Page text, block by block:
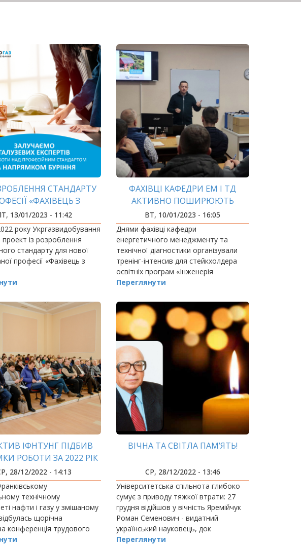
СТАНДАРТУ
«ФАХІВЕЦЬ З
ЗАЛУЧЕНІ ФАХІВЦІ
ІФНТУНГ
13/01/2023 - 11:42
року Укргазвидобування
із розроблення
стандарту для нової
професії «Фахівець з
ФАХІВЦІ КАФЕДРИ ЕМ І ТД
АКТИВНО ПОШИРЮЮТЬ
ПРАКТИЧНІ ЗНАННЯ З
ЕНЕРГОЕФЕКТИВНОСТІ Й
ВІДНОВЛЮВАНОЇ ЕНЕРГЕТИКИ
ВТ, 10/01/2023 - 16:05
Днями фахівці кафедри
енергетичного менеджменту та
технічної діагностики організували
тренінг-інтенсив для стейкхолдера
освітніх програм «Інженерія
відновлюваної енергетики» та
Переглянути
ІФНТУНГ ПІДБИВ
РОБОТИ ЗА 2022 РІК
28/12/2022 - 14:13
технічному
нафти і газу у змішаному
щорічна
конференція трудового
за участі голови
ВІЧНА ТА СВІТЛА ПАМ’ЯТЬ!
СР, 28/12/2022 - 13:46
Університетська спільнота глибоко
сумує з приводу тяжкої втрати: 27
грудня відійшов у вічність Яремійчук
Роман Семенович - видатний
український науковець, док
Переглянути